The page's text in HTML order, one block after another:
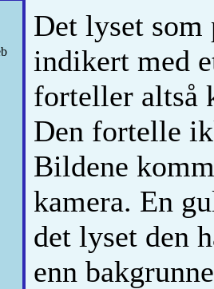
Det lyset som
indikert med
forteller altså
Den fortelle
Bildene
kamera. En
det lyset den
enn